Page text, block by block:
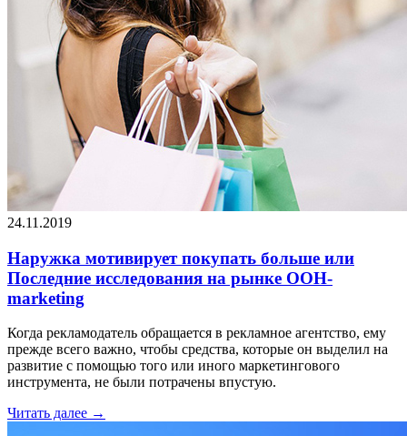
24.11.2019
Наружка мотивирует покупать больше или
Последние исследования на рынке OOH-
marketing
Когда рекламодатель обращается в рекламное агентство, ему
прежде всего важно, чтобы средства, которые он выделил на
развитие с помощью того или иного маркетингового
инструмента, не были потрачены впустую.
Читать далее →